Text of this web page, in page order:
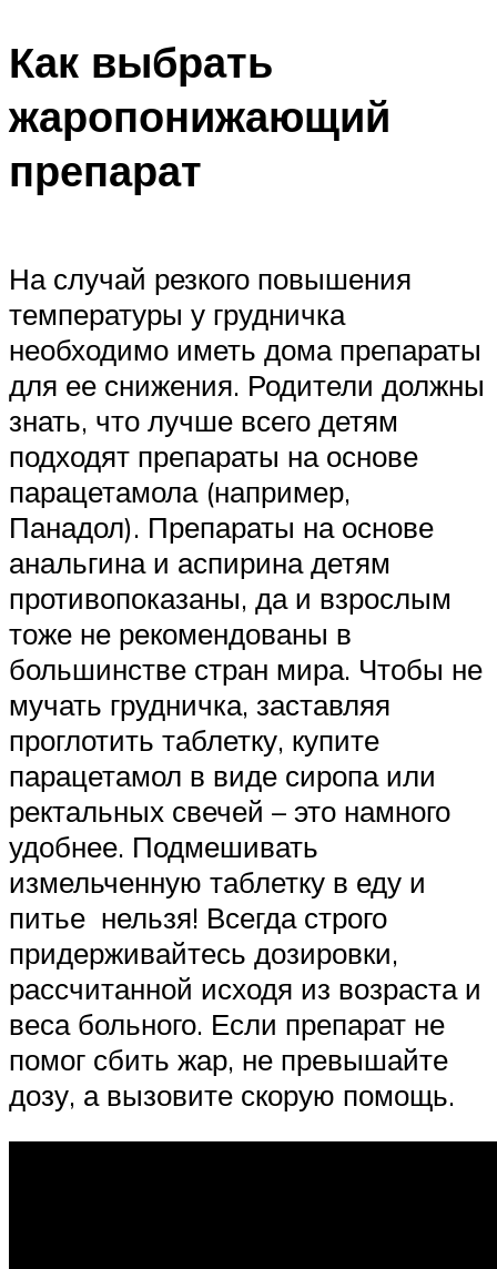
Как выбрать
жаропонижающий
препарат
На случай резкого повышения
температуры у грудничка
необходимо иметь дома препараты
для ее снижения. Родители должны
знать, что лучше всего детям
подходят препараты на основе
парацетамола (например,
Панадол). Препараты на основе
анальгина и аспирина детям
противопоказаны, да и взрослым
тоже не рекомендованы в
большинстве стран мира. Чтобы не
мучать грудничка, заставляя
проглотить таблетку, купите
парацетамол в виде сиропа или
ректальных свечей – это намного
удобнее. Подмешивать
измельченную таблетку в еду и
питье нельзя! Всегда строго
придерживайтесь дозировки,
рассчитанной исходя из возраста и
веса больного. Если препарат не
помог сбить жар, не превышайте
дозу, а вызовите скорую помощь.